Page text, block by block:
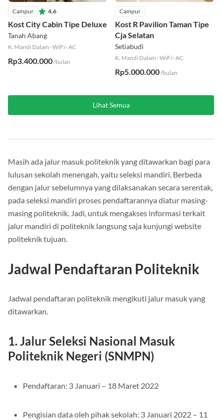
Campur 4.6
Kost City Cabin Tipe Deluxe
Tanah Abang
K. Mandi Dalam ·WiFi ·AC
Rp3.400.000/bulan
Campur
Kost R Pavilion Taman Tipe
Cja Selatan
Setiabudi
K. Mandi Dalam ·WiFi ·AC
Rp5.000.000/bulan
Lihat Semua
Masih ada jalur masuk politeknik yang ditawarkan bagi para
lulusan sekolah menengah, yaitu seleksi mandiri. Berbeda
dengan jalur sebelumnya yang dilaksanakan secara serentak,
pada seleksi mandiri proses pendaftarannya diatur masing-
masing politeknik. Jadi, untuk mengakses informasi terkait
jalur mandiri di politeknik langsung saja kunjungi website
politeknik tujuan.
Jadwal Pendaftaran Politeknik
Jadwal pendaftaran politeknik mengikuti jalur masuk yang
ditawarkan.
1. Jalur Seleksi Nasional Masuk
Politeknik Negeri (SNMPN)
Pendaftaran: 3 Januari – 18 Maret 2022
Pengisian data oleh pihak sekolah: 3 Januari 2022 – 11